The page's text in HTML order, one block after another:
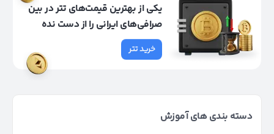
یکی از بهترین قیمت‌های تتر در بین
صرافی‌های ایرانی را از دست نده
خرید تتر
دسته بندی های آموزش